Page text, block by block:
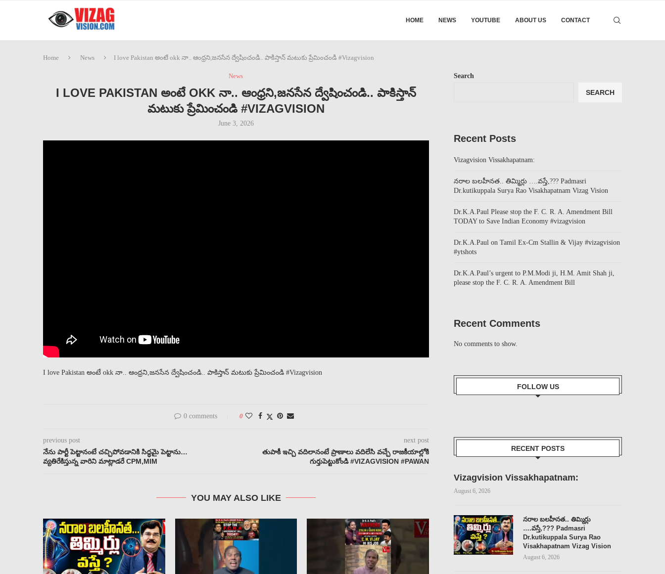
HOME NEWS YOUTUBE ABOUT US CONTACT
Home News I love Pakistan అంటే okk నా.. ఆంధ్రని,జనసేన ద్వేషించండి.. పాకిస్తాన్ మటుకు ప్రేమించండి #Vizagvision
News
I LOVE PAKISTAN అంటే OKK నా.. ఆంధ్రని,జనసేన ద్వేషించండి.. పాకిస్తాన్
మటుకు ప్రేమించండి #VIZAGVISION
June 3, 2026
I love Pakistan అంటే okk నా.. ఆంధ్రని,జనసేన ద్వేషించండి.. పాకిస్తాన్ మటుకు ప్రేమించండి #Vizagvision
0 comments 0
previous post
నేను పార్టీ పెట్టానంటే చచ్చిపోవడానికి సిద్ధమై పెట్టాను…
వ్యతిరేకిస్తున్న వారిని మాట్లాడరే CPM,MIM
next post
తుపాకీ ఇచ్చి వదిలానంటే ప్రాణాలు వదిలేసి వచ్చే రాజకీయాల్లోకి
గుర్తుపెట్టుకోండి #VIZAGVISION #PAWAN
YOU MAY ALSO LIKE
Search
SEARCH
Recent Posts
Vizagvision Vissakhapatnam:
నరాల బలహీనత.. తిమ్మిర్లు ….వస్తే,??? Padmasri
Dr.kutikuppala Surya Rao Visakhapatnam Vizag Vision
Dr.K.A.Paul Please stop the F. C. R. A. Amendment Bill
TODAY to Save Indian Economy #vizagvision
Dr.K.A.Paul on Tamil Ex-Cm Stallin & Vijay #vizagvision
#ytshots
Dr.K.A.Paul’s urgent to P.M.Modi ji, H.M. Amit Shah ji,
please stop the F. C. R. A. Amendment Bill
Recent Comments
No comments to show.
FOLLOW US
RECENT POSTS
Vizagvision Vissakhapatnam:
August 6, 2026
నరాల బలహీనత.. తిమ్మిర్లు
….వస్తే,??? Padmasri
Dr.kutikuppala Surya Rao
Visakhapatnam Vizag Vision
August 6, 2026